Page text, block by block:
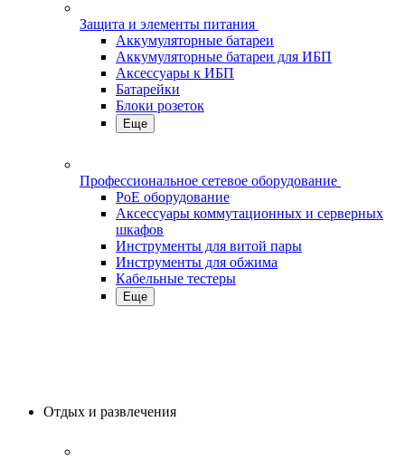
Защита и элементы питания
Аккумуляторные батареи
Аккумуляторные батареи для ИБП
Аксессуары к ИБП
Батарейки
Блоки розеток
Еще
Профессиональное сетевое оборудование
PoE оборудование
Аксессуары коммутационных и серверных
шкафов
Инструменты для витой пары
Инструменты для обжима
Кабельные тестеры
Еще
Отдых и развлечения